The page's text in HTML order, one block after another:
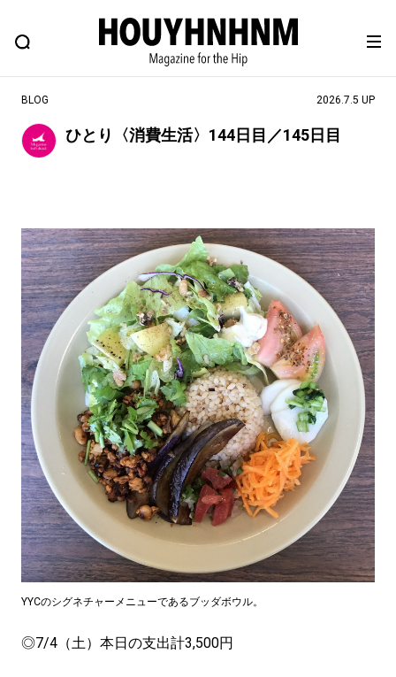
BLOG SNAP
ヒップなファッション、カルチャー、ライフスタイルWEBマガジン
#NEW VINTAGE #マイナーグッド図鑑
#路地裏てぃーん。 #MONTHLY JOURNAL
#GH 銘品の所以 #フイナムのYouTube
#Commune H #FOCUS IT #AH.H
#ととけん #FASHION #MUSIC #MOVIE
#LIFESTYLE #SNEAKER #OUTDOOR
#SPORTS #HANDSOME HANDBOOK
BLOG 2026.7.5 UP
ひとり〈消費生活〉144日目／145日目
YYCのシグネチャーメニューであるブッダボウル。
◎7/4（土）本日の支出計3,500円